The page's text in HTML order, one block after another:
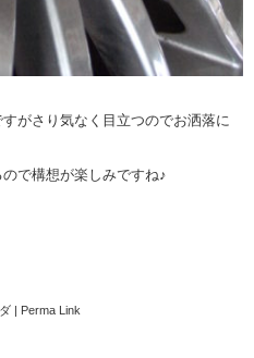
がさり気なく目立つのでお洒落に
で構想が楽しみですね♪
| Perma Link